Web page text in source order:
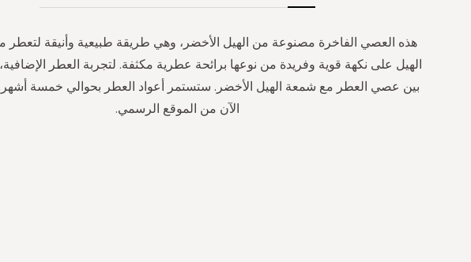
هذه العصي الفاخرة مصنوعة من الهيل الأخضر، وهي طريقة طبيعية وأنيقة لتعطر
الهيل على نكهة قوية وفريدة من نوعها برائحة عطرية مكثفة. لتجربة العطر
بين عصي العطر مع شمعة الهيل الأخضر. ستستمر أعواد العطر بحوالي خمسة
الآن من الموقع الرسمي.